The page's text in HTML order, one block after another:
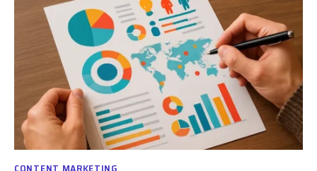
CONTENT MARKETING